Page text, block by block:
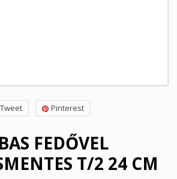
Tweet Pinterest
FEDŐVEL
T/2 24 CM